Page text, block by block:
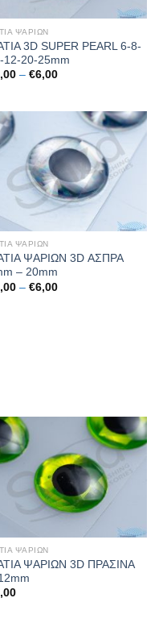
ΨΑΡΙΩΝ
3D SUPER PEARL 6-8-
12-20-25mm
– €6,00Price
€6,00
ΨΑΡΙΩΝ
ΨΑΡΙΩΝ 3D ΑΣΠΡΑ
– 20mm
– €6,00Price
ΨΑΡΙΩΝ
ΨΑΡΙΩΝ 3D ΠΡΑΣΙΝΑ